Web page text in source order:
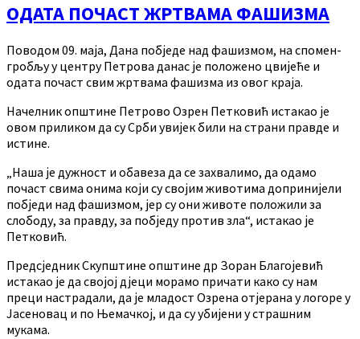
ОДАТА ПОЧАСТ ЖРТВАМА ФАШИЗМА
Поводом 09. маја, Дана побједе над фашизмом, на спомен-
гробљу у центру Петрова данас је положено цвијеће и
одата почаст свим жртвама фашизма из овог краја.
Начелник општине Петрово Озрен Петковић истакао је
овом приликом да су Срби увијек били на страни правде и
истине.
„Наша је дужност и обавеза да се захвалимо, да одамо
почаст свима онима који су својим животима допринијели
побједи над фашизмом, јер су они животе положили за
слободу, за правду, за побједу против зла“, истакао је
Петковић.
Предсједник Скупштине општине др Зоран Благојевић
истакао је да својој дјеци морамо причати како су нам
преци настрадали, да је младост Озрена отјерана у логоре у
Јасеновац и по Њемачкој, и да су убијени у страшним
мукама.